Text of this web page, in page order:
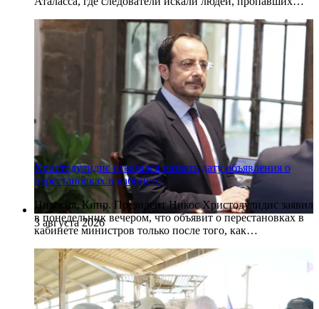
3 августа 2026
Христодулидис отказался назвать дату объявления о
перестановках в кабинете
Никосия, Кипр. Президент Никос Христодулидис заявил
в понедельник вечером, что объявит о перестановках в
кабинете министров только после того, как…